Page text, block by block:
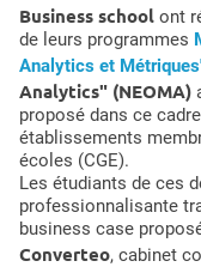
Business school ont
de leurs programmes
Analytics et
Analytics" (NEOMA)
proposé dans ce
établissements
écoles (CGE).
Les étudiants de ces
professionnalisante
business case
Converteo, cabinet